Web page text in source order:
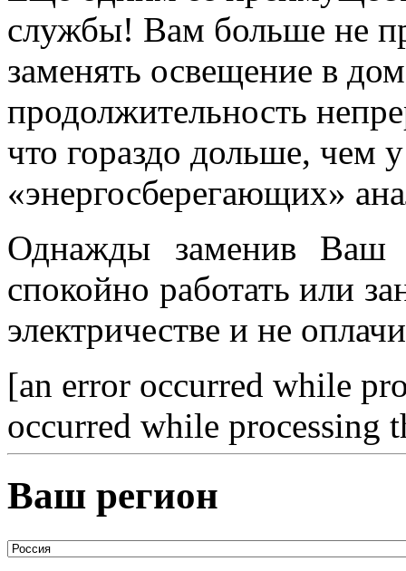
службы! Вам больше не
заменять освещение в
продолжительность
что гораздо дольше, чем
«энергосберегающих»
Однажды заменив Ваш
спокойно работать или
электричестве и не
[an error occurred while
occurred while processing
Ваш регион